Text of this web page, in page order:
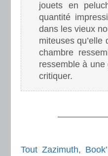
jouets en
quantité
dans les vieux
miteuses
chambre
ressemble à
critiquer.
Tout Zazimuth,